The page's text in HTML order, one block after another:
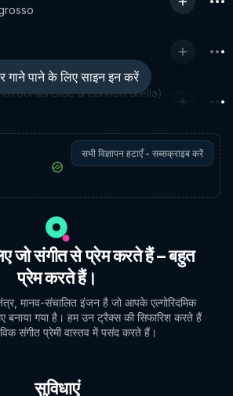
गाने पाने के लिए साइन इन करें
Jonas Blue & Lennon Stella)
सभी विज्ञापन हटाएँ - सब्सक्राइब करें
जो संगीत से प्रेम करते हैं – बहुत
प्रेम करते हैं।
मानव-संचालित इंजन है जो आपके एल्गोरिदमिक
बनाया गया है। हम उन ट्रैक्स की सिफारिश करते हैं
संगीत प्रेमी वास्तव में पसंद करते हैं।
सुविधाएं